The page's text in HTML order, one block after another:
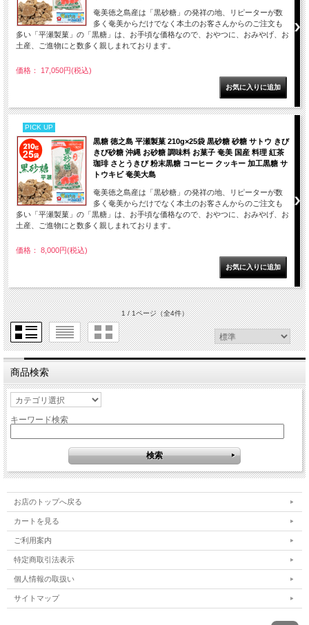
奄美徳之島産は「黒砂糖」の発祥の地、リピーターが数
多く奄美からだけでなく本土のお客さんからのご注文も
多い「平瀬製菓」の「黒糖」は、お手頃な価格なので、おやつに、おみやげ、お
土産、ご進物にと数多く親しまれております。
価格： 17,050円(税込)
PICK UP
黒糖 徳之島 平瀬製菓 210g×25袋 黒砂糖 砂糖 サトウ きび
きび砂糖 沖縄 お砂糖 調味料 お菓子 奄美 国産 料理 紅茶
珈琲 さとうきび 粉末黒糖 コーヒー クッキー 加工黒糖 サ
トウキビ 奄美大島
奄美徳之島産は「黒砂糖」の発祥の地、リピーターが数
多く奄美からだけでなく本土のお客さんからのご注文も
多い「平瀬製菓」の「黒糖」は、お手頃な価格なので、おやつに、おみやげ、お
土産、ご進物にと数多く親しまれております。
価格： 8,000円(税込)
1 / 1ページ（全4件）
商品検索
キーワード検索
お店のトップへ戻る
カートを見る
ご利用案内
特定商取引法表示
個人情報の取扱い
サイトマップ